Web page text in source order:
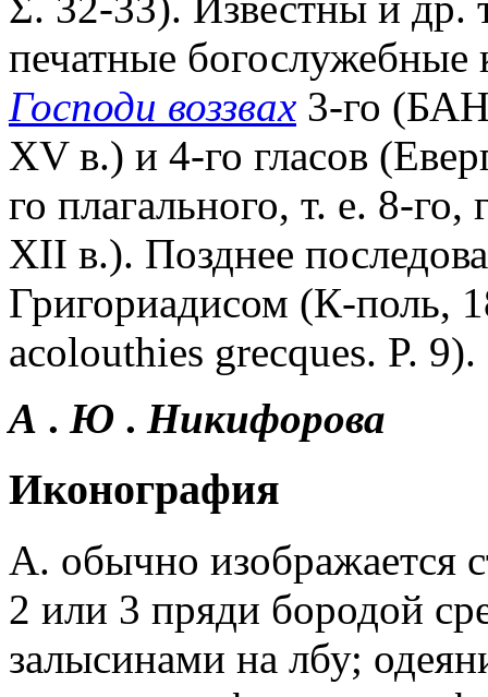
печатные богослужебные
Господи воззвах 3-го
XV в.) и 4-го гласов
го плагального, т. е. 8-
XII в.). Позднее
Григориадисом (К-поль,
acolouthies grecques. P. 9).
А . Ю . Никифорова
Иконография
А. обычно изображается
2 или 3 пряди бородой
залысинами на лбу;